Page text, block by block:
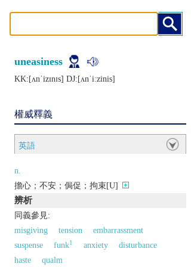
uneasiness
KK:[ʌnˈizɪnɪs] DJ:[ʌnˈiːzinis]
權威釋義
英語
n.
擔心；不安；侷促；拘束[U]
辨析
同義參見:
misgiving
tension
embarrassment
suspense
funk1 anxiety
disturbance
haste
qualm